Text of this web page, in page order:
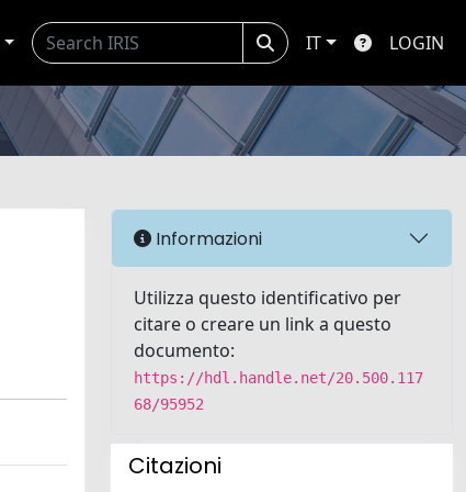
IT LOGIN
Informazioni
Utilizza questo identificativo per
citare o creare un link a questo
documento:
https://hdl.handle.net/20.500.117
68/95952
Citazioni